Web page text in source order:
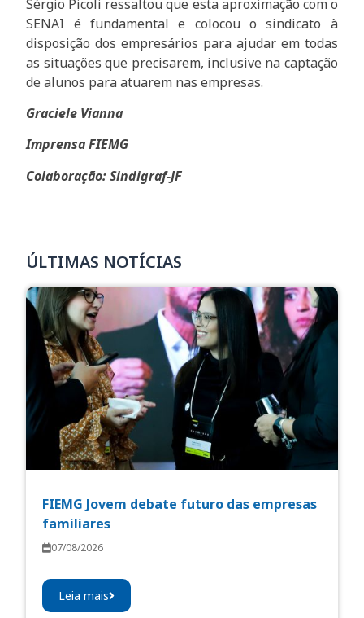
Sérgio Picoli ressaltou que esta aproximação com o
SENAI é fundamental e colocou o sindicato à
disposição dos empresários para ajudar em todas
as situações que precisarem, inclusive na captação
de alunos para atuarem nas empresas.
Graciele Vianna
Imprensa FIEMG
Colaboração: Sindigraf-JF
ÚLTIMAS NOTÍCIAS
FIEMG Jovem debate futuro das empresas
familiares
07/08/2026
Leia mais